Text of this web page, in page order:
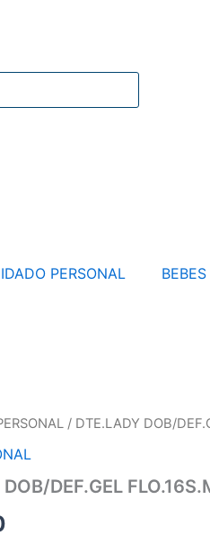
PERSONAL BEBES
/ DTE.LADY DOB/
DEF.GEL